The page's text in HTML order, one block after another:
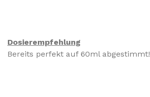
Dosierempfehlung
Bereits perfekt auf 60ml abgestimmt!